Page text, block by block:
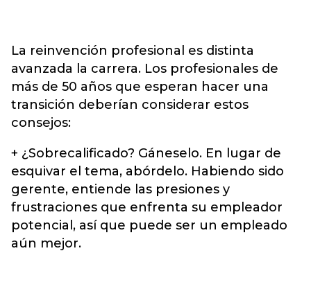
La reinvención profesional es distinta
avanzada la carrera. Los profesionales de
más de 50 años que esperan hacer una
transición deberían considerar estos
consejos:
+ ¿Sobrecalificado? Gáneselo. En lugar de
esquivar el tema, abórdelo. Habiendo sido
gerente, entiende las presiones y
frustraciones que enfrenta su empleador
potencial, así que puede ser un empleado
aún mejor.